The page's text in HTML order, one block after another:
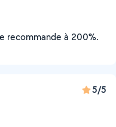
recommande à 200%.
5/5